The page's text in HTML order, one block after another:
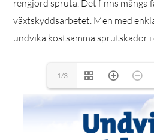
rengjord spruta. Det finns många
växtskyddsarbetet. Men med
undvika kostsamma sprutskador i
1/3